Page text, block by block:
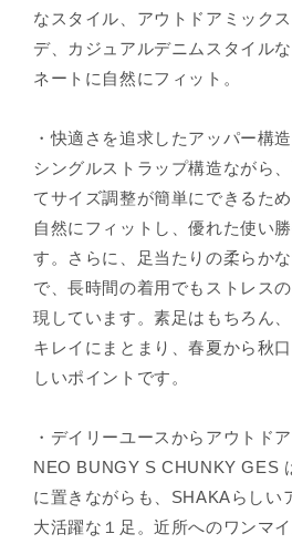
なスタイル、アウトドアミック
デ、カジュアルデニムスタイル
ネートに自然にフィット。
・快適さを追求したアッパー構
シングルストラップ構造ながら
てサイズ調整が簡単にできるた
自然にフィットし、優れた使い
す。さらに、足当たりの柔らか
で、長時間の着用でもストレス
現しています。素足はもちろん
キレイにまとまり、春夏から秋
しいポイントです。
・デイリーユースからアウトド
NEO BUNGY S CHUNKY GES
に置きながらも、SHAKAらしい
大活躍な１足。近所へのワンマ